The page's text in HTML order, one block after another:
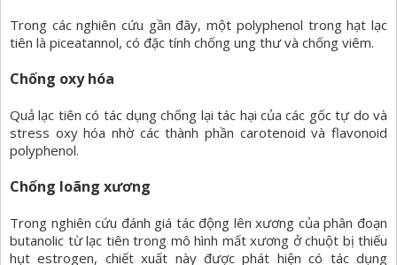
Trong các nghiên cứu gần đây, một polyphenol trong hạt lạc
tiên là piceatannol, có đặc tính chống ung thư và chống viêm.
Chống oxy hóa
Quả lạc tiên có tác dụng chống lại tác hại của các gốc tự do và
stress oxy hóa nhờ các thành phần carotenoid và flavonoid
polyphenol.
Chống loãng xương
Trong nghiên cứu đánh giá tác động lên xương của phân đoạn
butanolic từ lạc tiên trong mô hình mất xương ở chuột bị thiếu
hụt estrogen, chiết xuất này được phát hiện có tác dụng